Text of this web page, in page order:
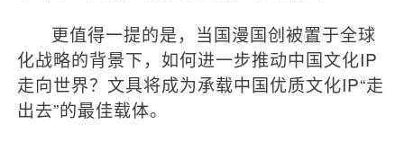
更值得一提的是，当国漫国创被置于全球
化战略的背景下，如何进一步推动中国文化IP
走向世界？文具将成为承载中国优质文化IP“走
出去”的最佳载体。